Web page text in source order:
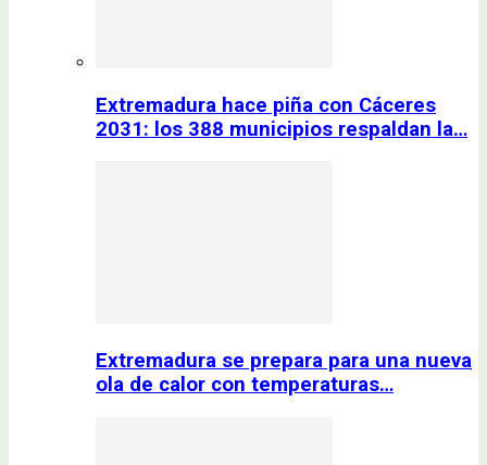
Extremadura hace piña con Cáceres
2031: los 388 municipios respaldan la…
Extremadura se prepara para una nueva
ola de calor con temperaturas…